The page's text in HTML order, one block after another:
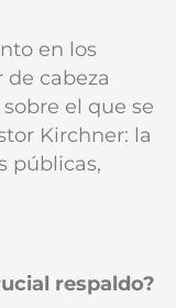
en los
de cabeza
el que se
Kirchner: la
públicas,
respaldo?